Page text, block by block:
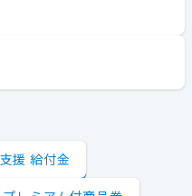
援 給付金